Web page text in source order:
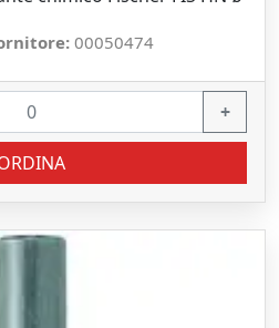
00050474
+